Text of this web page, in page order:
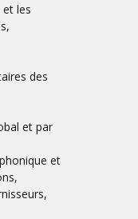
les
des
et par
et